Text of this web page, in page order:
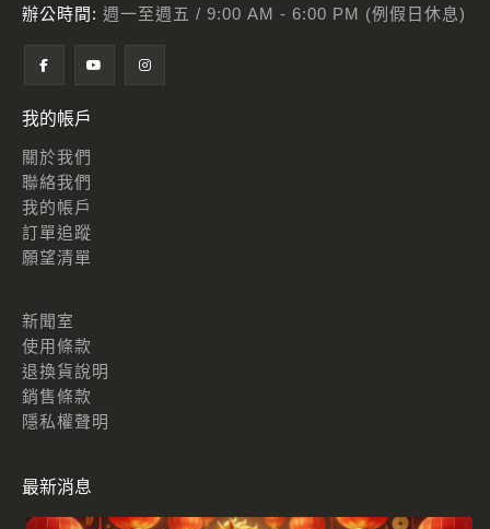
辦公時間: 週一至週五 / 9:00 AM - 6:00 PM (例假日休息)
我的帳戶
關於我們
聯絡我們
我的帳戶
訂單追蹤
願望清單
新聞室
使用條款
退換貨說明
銷售條款
隱私權聲明
最新消息